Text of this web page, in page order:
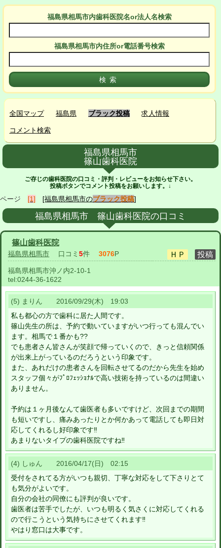
福島県相馬市内歯科医院名or法人名検索
福島県相馬市内住所or電話番号検索
全国マップ 福島県 ブラック投稿 求人情報
コメント検索
福島県相馬市
篠山歯科医院
ご存じの歯科医院の口コミ・評判・レビューをお知らせ下さい。
投稿ボタンでコメント投稿をお願いします。↓
ページ [1] [福島県相馬市のブラック投稿]
福島県相馬市 篠山歯科医院の口コミ
篠山歯科医院
福島県相馬市 口コミ 5件 3076P
福島県相馬市沖ノ内2-10-1
tel:0244-36-1622
(5) まりん 2016/09/29(木) 19:03
私も都心の方で歯科に居た人間です。
篠山先生の所は、予約で動いていますがいつ行っても混んでい
ます。相馬で１番かも??
でも患者さん皆さんが笑顔で帰っていくので、きっと信頼関係
が出来上がっているのだろうという印象です。
また、あれだけの患者さんを回転させてるのだから先生を始め
スタッフ個々がﾌﾟﾛﾌｪｯｼｮﾅﾙで高い技術を持っているのは間違い
ありません。
予約は１ヶ月後なんて歯医者も多いですけど、次回までの期間
も短いですし、痛みあったりとか何かあって電話しても即日対
応してくれるし好印象です‼
あまりないタイプの歯科医院ですね‼
(4) しゅん 2016/04/17(日) 02:15
受付をされてる方がいつも親切、丁寧な対応をして下さりとて
も気分がよいです。
自分の会社の同僚にも評判が良いです。
歯医者は苦手でしたが、いつも明るく気さくに対応してくれる
ので行こうという気持ちにさせてくれます‼
やはり窓口は大事です。